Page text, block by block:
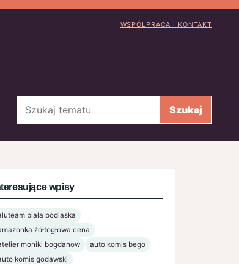
WSPÓŁPRACA I KONTAKT
Szukaj Szukaj
wpisy
biała podlaska
żółtogłowa cena
moniki bogdanow
auto komis bego
komis godawski